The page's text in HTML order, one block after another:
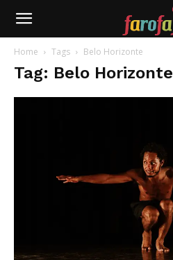
Farofafá
Home Tags Belo Horizonte
Tag: Belo Horizonte